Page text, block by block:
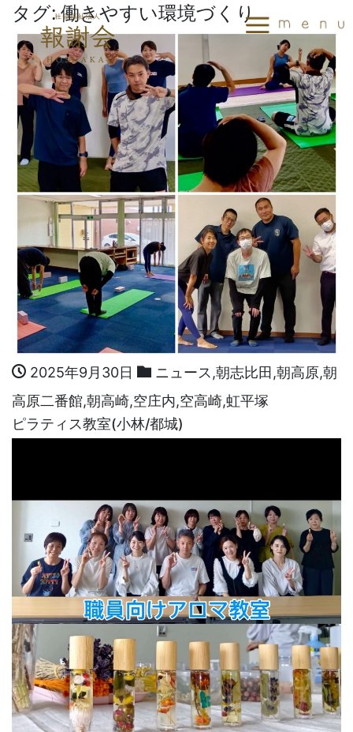
タグ:働きやすい環境づくり
2025年9月30日 ニュース ,朝志比田 ,朝高原,朝
高原二番館,朝高崎,空庄内,空高崎,虹平塚
ピラティス教室(小林/都城)